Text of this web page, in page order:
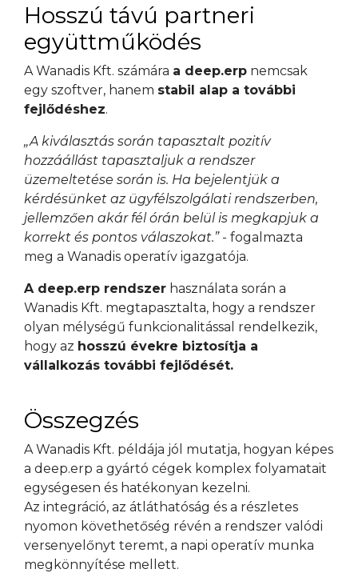
Hosszú távú partneri
együttműködés
A Wanadis Kft. számára a deep.erp nemcsak
egy szoftver, hanem stabil alap a további
fejlődéshez.
„A kiválasztás során tapasztalt pozitív
hozzáállást tapasztaljuk a rendszer
üzemeltetése során is. Ha bejelentjük a
kérdésünket az ügyfélszolgálati rendszerben,
jellemzően akár fél órán belül is megkapjuk a
korrekt és pontos válaszokat.”- fogalmazta
meg a Wanadis operatív igazgatója.
A deep.erp rendszer használata során a
Wanadis Kft. megtapasztalta, hogy a rendszer
olyan mélységű funkcionalitással rendelkezik,
hogy az hosszú évekre biztosítja a
vállalkozás további fejlődését.
Összegzés
A Wanadis Kft. példája jól mutatja, hogyan képes
a deep.erp a gyártó cégek komplex folyamatait
egységesen és hatékonyan kezelni.
Az integráció, az átláthatóság és a részletes
nyomon követhetőség révén a rendszer valódi
versenyelőnyt teremt, a napi operatív munka
megkönnyítése mellett.